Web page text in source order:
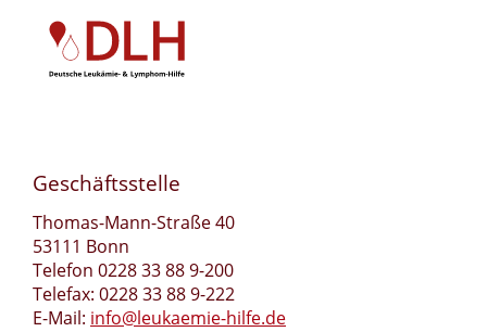
Geschäftsstelle
Thomas-Mann-Straße 40
53111 Bonn
Telefon 0228 33 88 9-200
Telefax: 0228 33 88 9-222
E-Mail: info@leukaemie-hilfe.de